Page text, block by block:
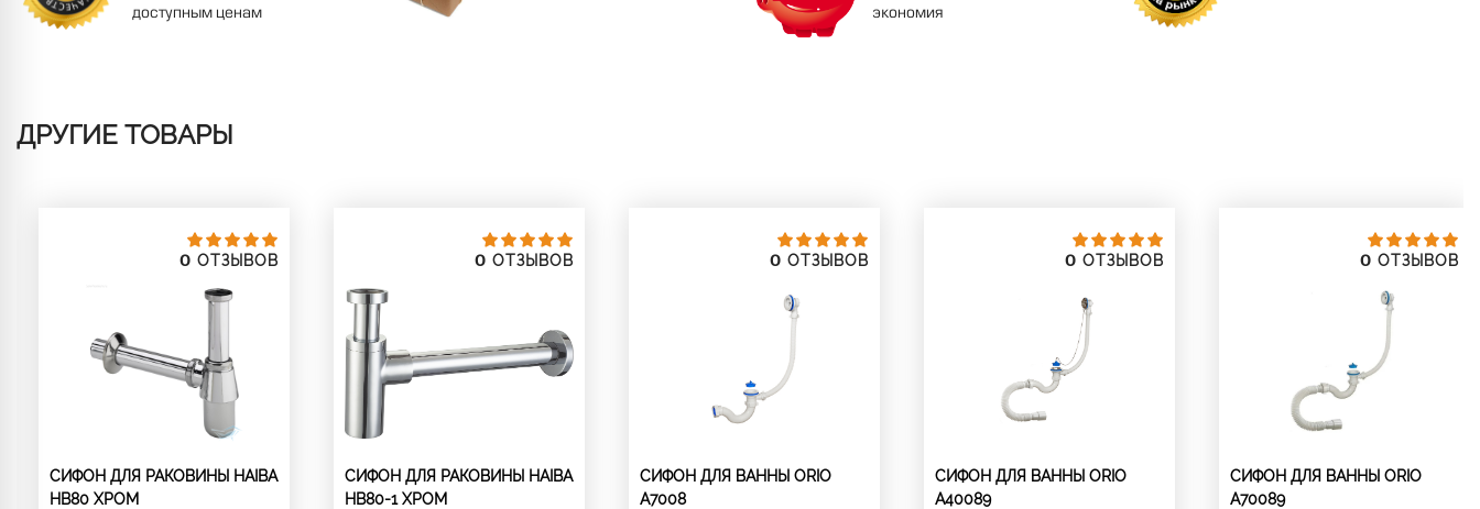
доступным ценам
экономия
ДРУГИЕ ТОВАРЫ
0 ОТЗЫВОВ
СИФОН ДЛЯ РАКОВИНЫ HAIBA
HB80 ХРОМ
0 ОТЗЫВОВ
СИФОН ДЛЯ РАКОВИНЫ HAIBA
HB80-1 ХРОМ
0 ОТЗЫВОВ
СИФОН ДЛЯ ВАННЫ ORIO
А7008
0 ОТЗЫВОВ
СИФОН ДЛЯ ВАННЫ ORIO
А40089
0 ОТЗЫВОВ
СИФОН ДЛЯ ВАННЫ ORIO
А70089